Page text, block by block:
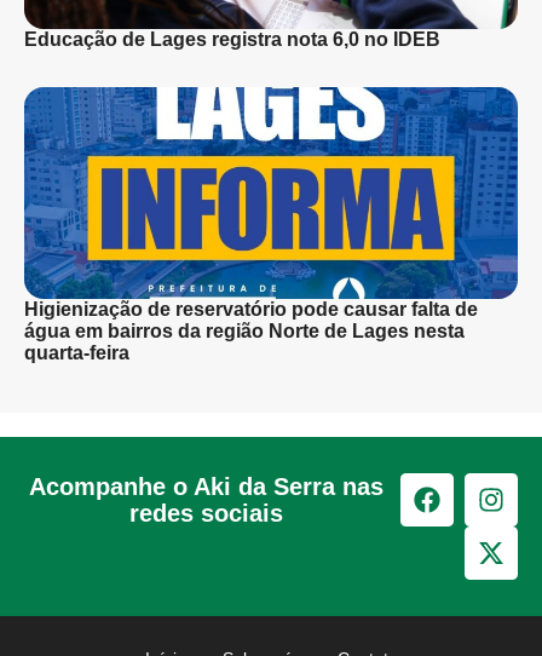
Educação de Lages registra nota 6,0 no IDEB
Higienização de reservatório pode causar falta de
água em bairros da região Norte de Lages nesta
quarta-feira
Acompanhe o Aki da Serra nas
redes sociais